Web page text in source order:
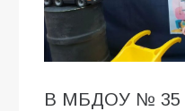
В МБДОУ № 35